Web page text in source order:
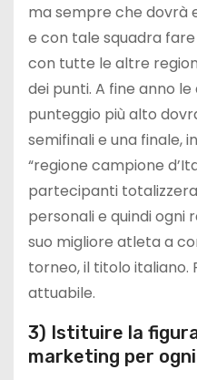
ma sempre che dovrà
e con tale squadra
con tutte le altre
dei punti. A fine anno
punteggio più alto
semifinali e una finale,
“regione campione
partecipanti
personali e quindi
suo migliore atleta a
torneo, il titolo italiano.
attuabile.
3) Istituire la
marketing per